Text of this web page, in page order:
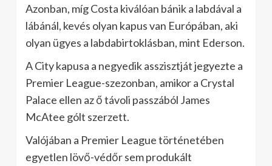
Azonban, míg Costa kiválóan bánik a labdával a
lábánál, kevés olyan kapus van Európában, aki
olyan ügyes a labdabirtoklásban, mint Ederson.
A City kapusa a negyedik asszisztját jegyezte a
Premier League-szezonban, amikor a Crystal
Palace ellen az ő távoli passzából James
McAtee gólt szerzett.
Valójában a Premier League történetében
egyetlen lövő-védőr sem produkált